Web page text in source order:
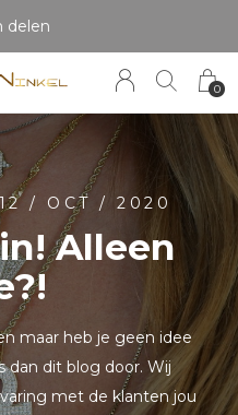
0
delen
/ OCT / 2020
Alleen
maar heb je geen idee
dan dit blog door. Wij
met de klanten jou